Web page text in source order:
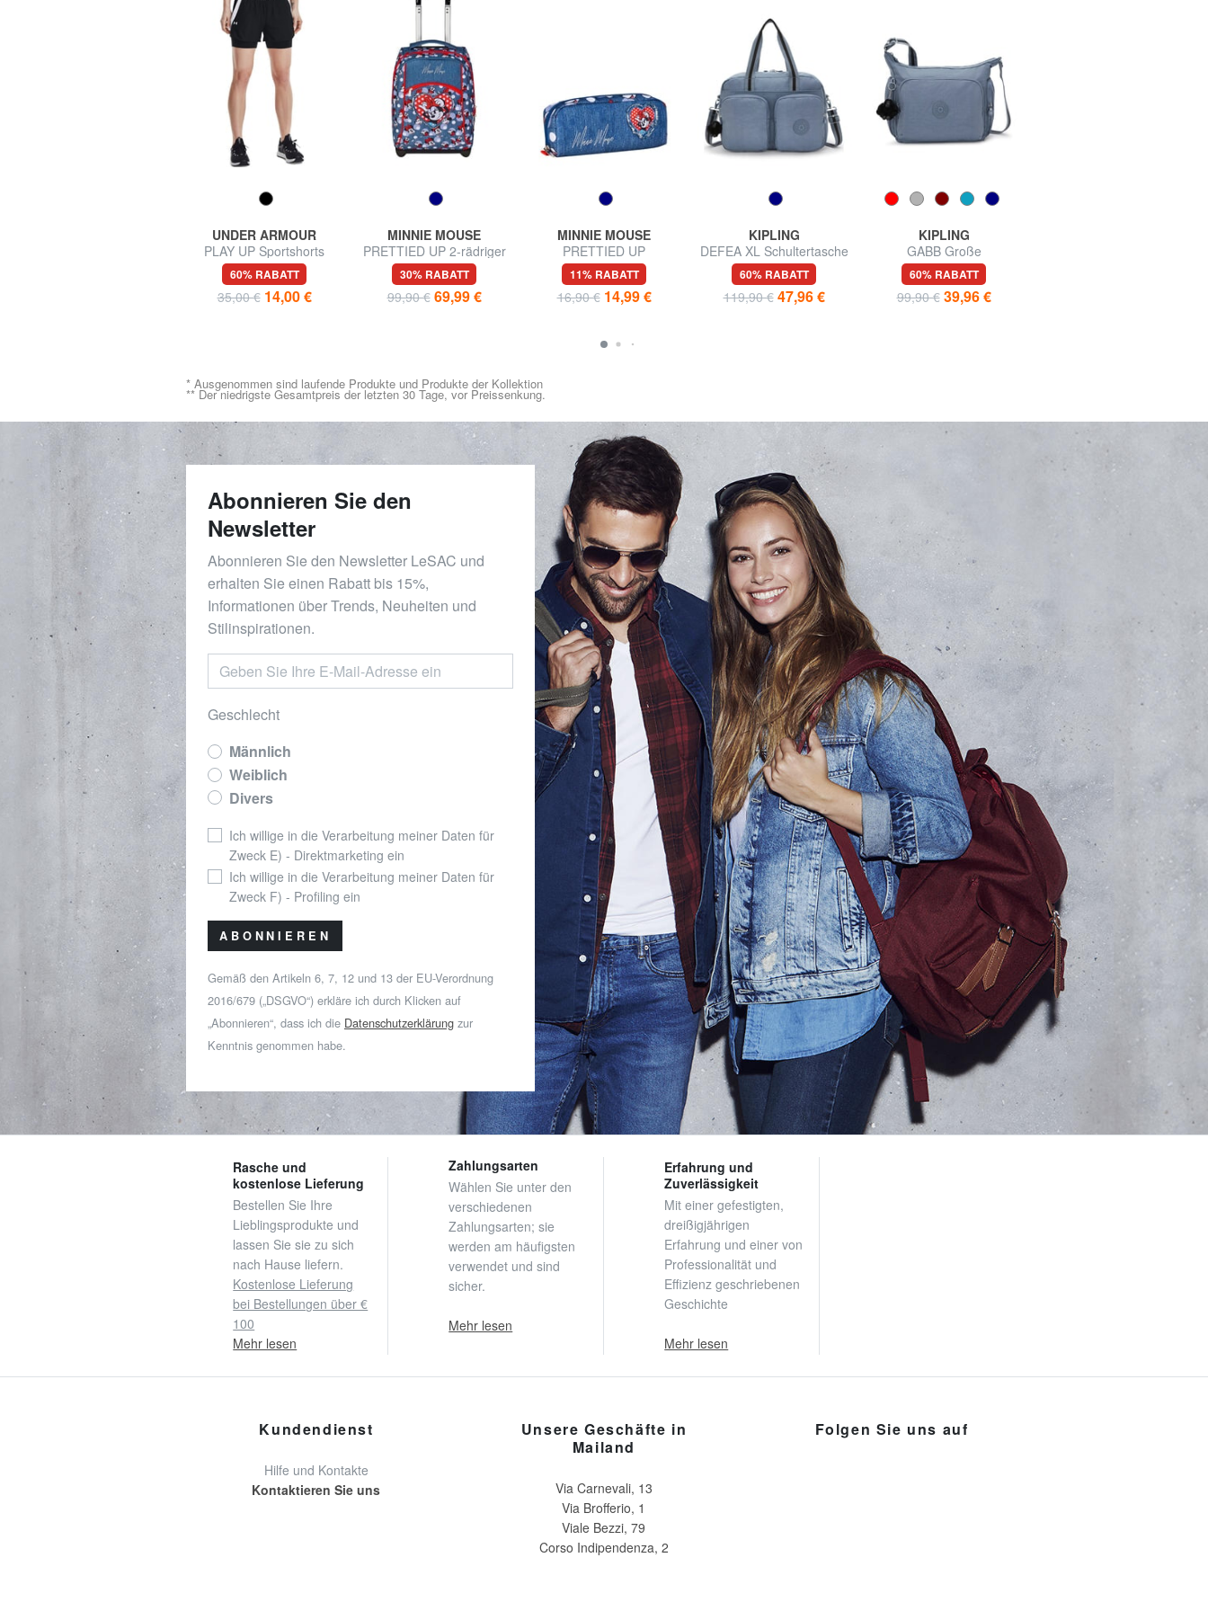
UNDER ARMOUR
PLAY UP Sportshorts
60% RABATT
35,00 € 14,00 €
MINNIE MOUSE
PRETTIED UP 2-rädriger
Trolley-Rucksack, fest
montiert
30% RABATT
99,90 € 69,99 €
MINNIE MOUSE
PRETTIED UP
Briefumschlag
11% RABATT
16,90 € 14,99 €
KIPLING
DEFEA XL Schultertasche
mit Schultergurt
60% RABATT
119,90 € 47,96 €
KIPLING
GABB Große
Umhängetasche
60% RABATT
99,90 € 39,96 €
* Ausgenommen sind laufende Produkte und Produkte der Kollektion
** Der niedrigste Gesamtpreis der letzten 30 Tage, vor Preissenkung.
Abonnieren Sie den
Newsletter
Abonnieren Sie den Newsletter LeSAC und
erhalten Sie einen Rabatt bis 15%,
Informationen über Trends, Neuheiten und
Stilinspirationen.
Geschlecht
Männlich
Weiblich
Divers
Ich willige in die Verarbeitung meiner Daten für
Zweck E) - Direktmarketing ein
Ich willige in die Verarbeitung meiner Daten für
Zweck F) - Profiling ein
ABONNIEREN
Gemäß den Artikeln 6, 7, 12 und 13 der EU-Verordnung
2016/679 („DSGVO“) erkläre ich durch Klicken auf
„Abonnieren“, dass ich die Datenschutzerklärung zur
Kenntnis genommen habe.
Rasche und
kostenlose Lieferung
Bestellen Sie Ihre
Lieblingsprodukte und
lassen Sie sie zu sich
nach Hause liefern.
Kostenlose Lieferung
bei Bestellungen über €
100
Mehr lesen
Zahlungsarten
Wählen Sie unter den
verschiedenen
Zahlungsarten; sie
werden am häufigsten
verwendet und sind
sicher.
Mehr lesen
Erfahrung und
Zuverlässigkeit
Mit einer gefestigten,
dreißigjährigen
Erfahrung und einer von
Professionalität und
Effizienz geschriebenen
Geschichte
Mehr lesen
Kundendienst
Hilfe und Kontakte
Kontaktieren Sie uns
Unsere Geschäfte in
Mailand
Via Carnevali, 13
Via Brofferio, 1
Viale Bezzi, 79
Corso Indipendenza, 2
Folgen Sie uns auf